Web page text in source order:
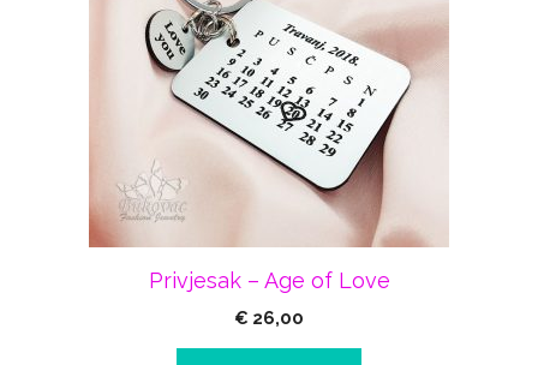
Privjesak – Age of Love
€ 26,00